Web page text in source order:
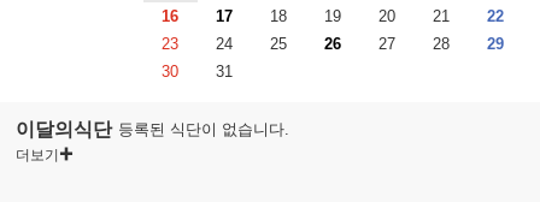
16
17 18 19 20 21
22
23
24 25 26 27 28
29
30
31
이달의식단
더보기
등록된 식단이 없습니다.